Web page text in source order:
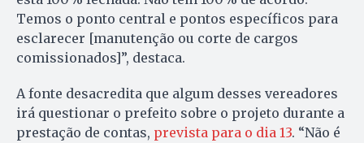
Temos o ponto central e pontos específicos para
esclarecer [manutenção ou corte de cargos
comissionados]”, destaca.
A fonte desacredita que algum desses vereadores
irá questionar o prefeito sobre o projeto durante a
prestação de contas, prevista para o dia 13. “Não é